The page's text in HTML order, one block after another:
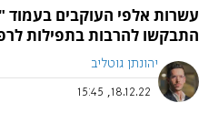
עשרות אלפי העוקבים
התבקשו להרבות בתפילות
יהונתן גוטליב
18.12.22, 15:45